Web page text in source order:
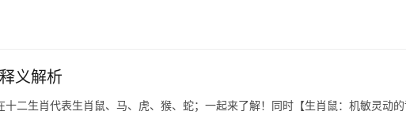
义解析
二生肖代表生肖鼠、马、虎、猴、蛇；一起来了解！同时【生肖鼠：机敏灵动